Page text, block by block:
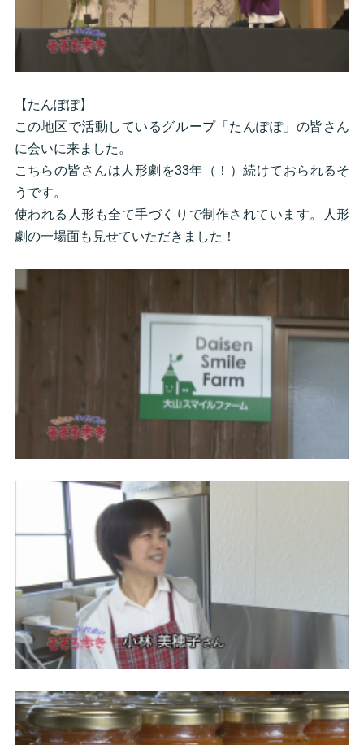
【たんぽぽ】
この地区で活動しているグループ「たんぽぽ」の皆さん
に会いに来ました。
こちらの皆さんは人形劇を33年（！）続けておられるそ
うです。
使われる人形も全て手づくりで制作されています。人形
劇の一場面も見せていただきました！